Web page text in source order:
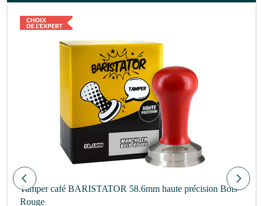
Tamper café BARISTATOR 58.6mm haute précision Bois
Rouge